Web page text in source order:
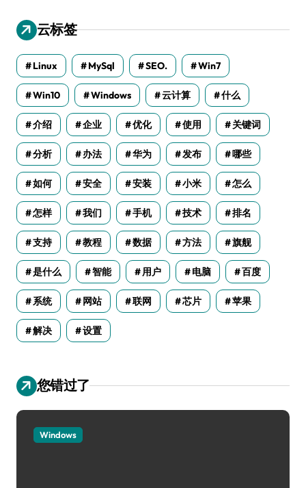
云标签
Linux MySql SEO. Win7
Win10 Windows 云计算 什么
介绍 企业 优化 使用 关键词
分析 办法 华为 发布 哪些
如何 安全 安装 小米 怎么
怎样 我们 手机 技术 排名
支持 教程 数据 方法 旗舰
是什么 智能 用户 电脑 百度
系统 网站 联网 芯片 苹果
解决 设置
您错过了
Windows